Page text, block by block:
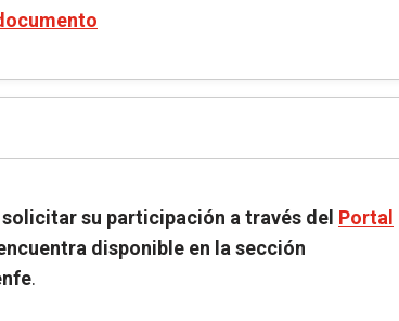
su participación a través del Portal
disponible en la sección
.